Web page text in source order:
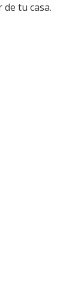
tu casa.